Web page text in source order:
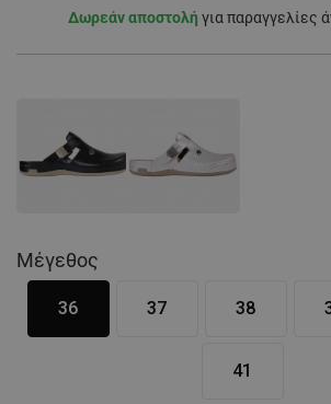
Δωρεάν αποστολή για παραγγελίες
Μέγεθος
36 37 38
41